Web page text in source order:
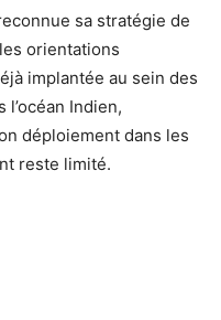
sa stratégie de
orientations
implantée au sein des
l’océan Indien,
déploiement dans les
reste limité.